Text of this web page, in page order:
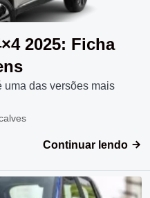
2025: Ficha
uma das versões mais
Continuar lendo